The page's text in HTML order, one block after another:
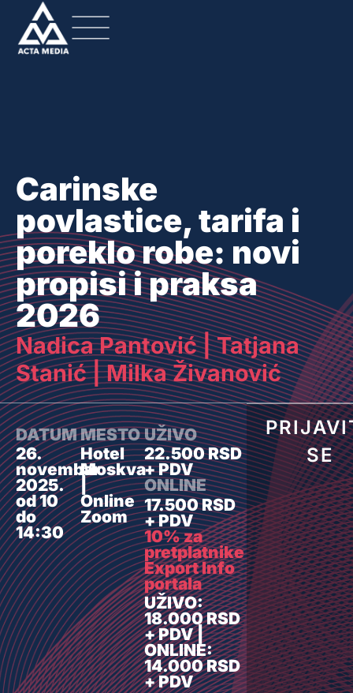
Carinske
povlastice, tarifa i
poreklo robe: novi
propisi i praksa
2026
Nadica Pantović | Tatjana
Stanić | Milka Živanović
DATUM
26.
novembar
2025.
od 10
do
14:30
MESTO
Hotel
Moskva
|
Online
Zoom
UŽIVO
22.500 RSD
+ PDV
ONLINE
17.500 RSD
+ PDV
10% za
pretplatnike
Export Info
portala
UŽIVO:
18.000 RSD
+ PDV |
ONLINE:
14.000 RSD
+ PDV
SE